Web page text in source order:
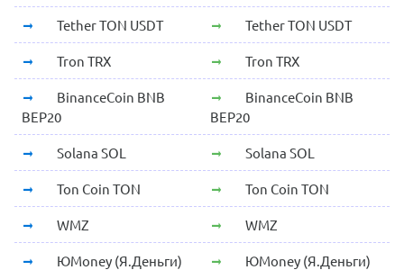
Tether TON USDT Tether TON USDT
Tron TRX Tron TRX
BinanceCoin BNB
BEP20
BinanceCoin BNB
BEP20
Solana SOL Solana SOL
Ton Coin TON Ton Coin TON
WMZ WMZ
ЮMoney (Я.Деньги) ЮMoney (Я.Деньги)